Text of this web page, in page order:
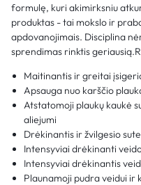
formulę, kuri akimirksniu
produktas - tai mokslo ir
apdovanojimais. Disciplina
sprendimas rinktis
Maitinantis ir greitai
Apsauga nuo karščio
Atstatomoji plaukų kaukė
aliejumi
Drėkinantis ir žvilgesio
Intensyviai drėkinanti
Intensyviai drėkinantis
Plaunamoji pudra veidui ir